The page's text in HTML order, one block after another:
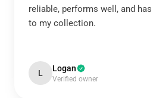
reliable, performs well, and
to my collection.
L Logan
Verified owner